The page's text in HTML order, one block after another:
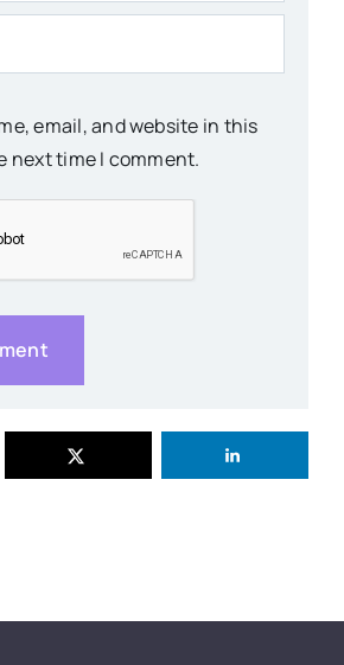
email, and website in this
next time I comment.